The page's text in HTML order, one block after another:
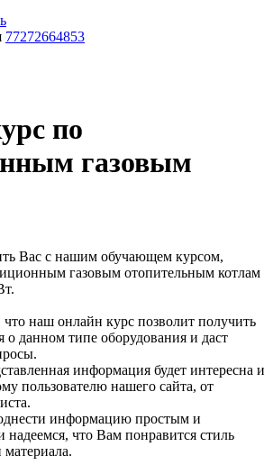
77272664853
по
газовым
Вас с нашим обучающем курсом,
газовым отопительным котлам
наш онлайн курс позволит получить
о данном типе оборудования и даст
информация будет интересна и
пользователю нашего сайта, от
информацию простым и
что Вам понравится стиль